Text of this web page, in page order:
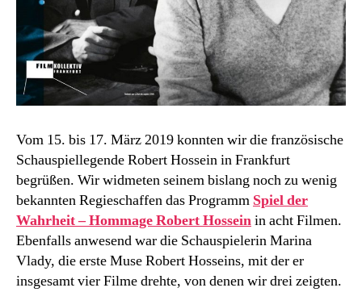
Vom 15. bis 17. März 2019 konnten wir die französische
Schauspiellegende Robert Hossein in Frankfurt
begrüßen. Wir widmeten seinem bislang noch zu wenig
bekannten Regieschaffen das Programm Spiel der
Wahrheit – Hommage Robert Hosseinin acht Filmen.
Ebenfalls anwesend war die Schauspielerin Marina
Vlady, die erste Muse Robert Hosseins, mit der er
insgesamt vier Filme drehte, von denen wir drei zeigten.